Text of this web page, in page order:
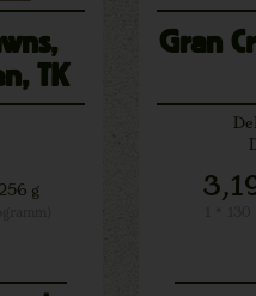
TK
g
Gran